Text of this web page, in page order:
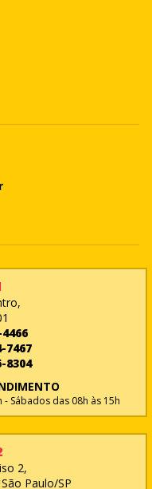
7467
8304
- Sábados das 08h às 15h
2,
Paulo/SP